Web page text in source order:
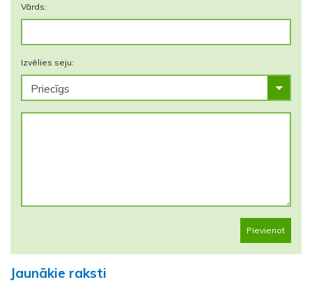
Vārds:
Izvēlies seju:
Pievienot
Jaunākie raksti